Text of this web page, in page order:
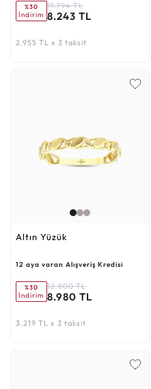
%30
İndirim
11.794 TL
8.243 TL
2.955 TL x 3 taksit
Altın Yüzük
12 aya varan Alışveriş Kredisi
%30
İndirim
12.800 TL
8.980 TL
3.219 TL x 3 taksit